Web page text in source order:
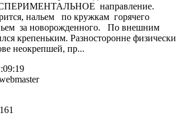
направление.
нальем по кружкам горячего
за новорожденного. По внешним
крепеньким. Разносторонне физически
неокрепшей, пр...